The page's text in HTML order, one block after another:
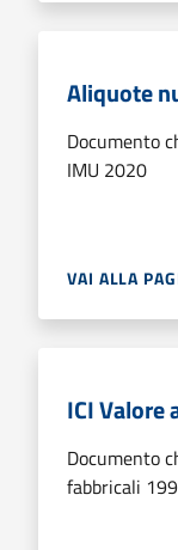
Aliquote
Documento
IMU 2020
VAI ALLA
ICI
Documento
fabbricali